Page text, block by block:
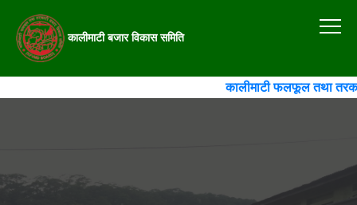
कालीमाटी बजार विकास समिति
कालीमाटी फलफूल तथा